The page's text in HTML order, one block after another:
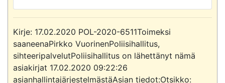
Kirje: 17.02.2020 POL-2020-6511Toimeksi
saaneenaPirkko VuorinenPoliisihallitus,
sihteeripalvelutPoliisihallitus on lähettänyt nämä
asiakirjat 17.02.2020 09:22:26
asianhallintajärjestelmästäAsian tiedot:Otsikko: